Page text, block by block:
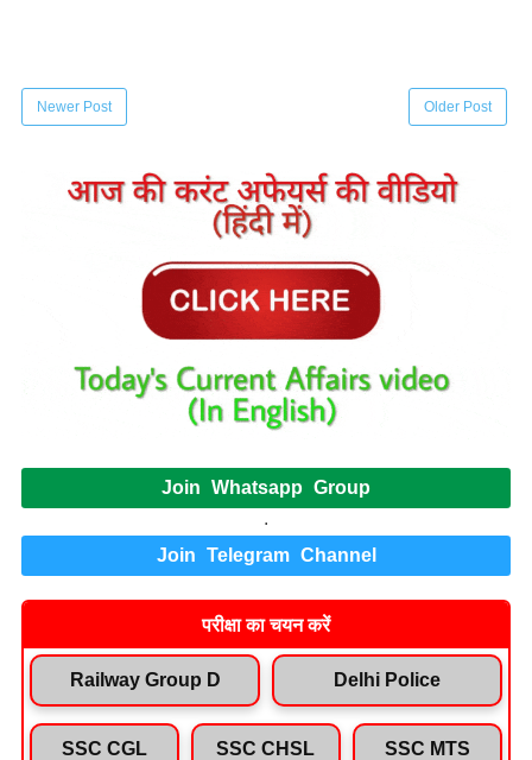
Newer Post Older Post
Join Whatsapp Group
.
Join Telegram Channel
परीक्षा का चयन करें
Railway Group D Delhi Police
SSC CGL SSC CHSL SSC MTS